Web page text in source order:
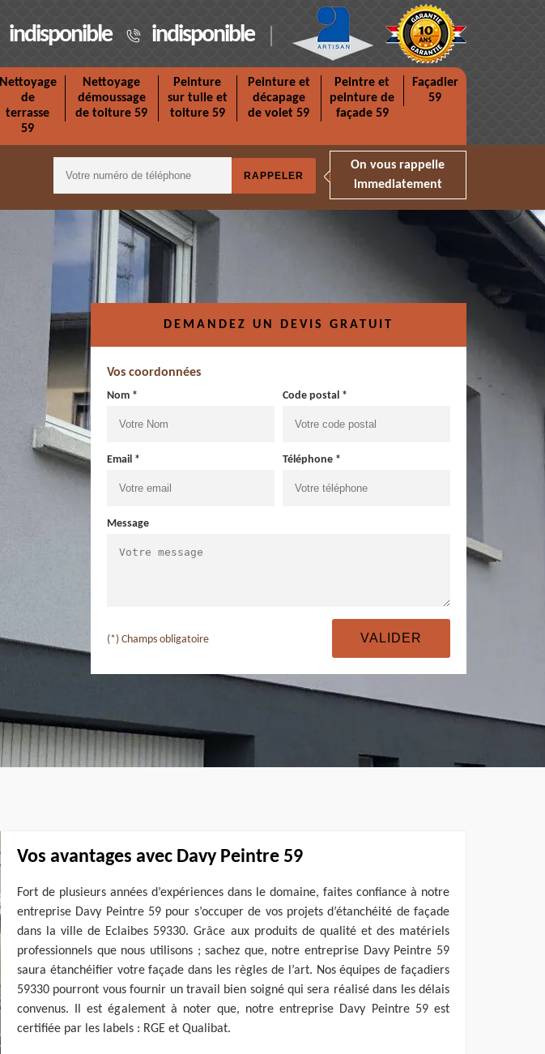
indisponible indisponible
Nettoyage
de
terrasse
59
Nettoyage
démoussage
de toiture 59
Peinture
sur tuile et
toiture 59
Peinture et
décapage
de volet 59
Peintre et
peinture de
façade 59
Façadier
59
On vous rappelle
immediatement
DEMANDEZ UN DEVIS GRATUIT
Vos coordonnées
Nom * Code postal *
Email * Téléphone *
Message
(*) Champs obligatoire
Vos avantages avec Davy Peintre 59
Fort de plusieurs années d’expériences dans le domaine, faites confiance à notre
entreprise Davy Peintre 59 pour s’occuper de vos projets d’étanchéité de façade
dans la ville de Eclaibes 59330. Grâce aux produits de qualité et des matériels
professionnels que nous utilisons ; sachez que, notre entreprise Davy Peintre 59
saura étanchéifier votre façade dans les règles de l’art. Nos équipes de façadiers
59330 pourront vous fournir un travail bien soigné qui sera réalisé dans les délais
convenus. Il est également à noter que, notre entreprise Davy Peintre 59 est
certifiée par les labels : RGE et Qualibat.